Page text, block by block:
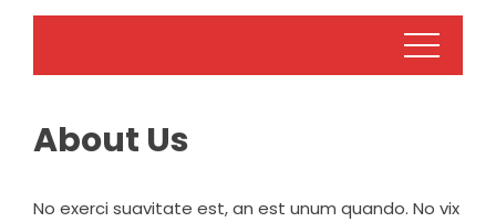
About Us
No exerci suavitate est, an est unum quando. No vix